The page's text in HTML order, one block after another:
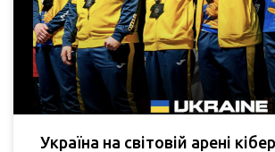
Україна на світовій арені